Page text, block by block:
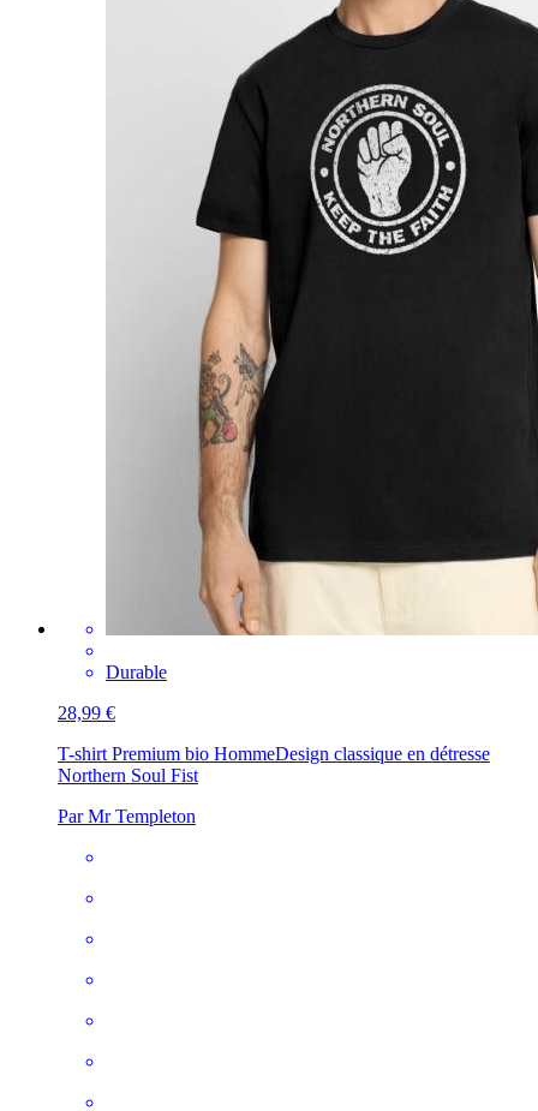
Durable
28,99 €
T-shirt Premium bio HommeDesign classique en détresse
Northern Soul Fist
Par Mr Templeton